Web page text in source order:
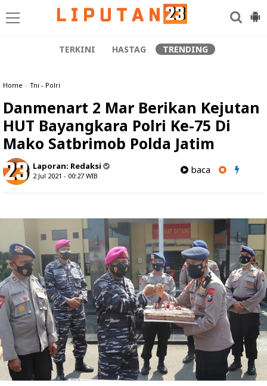
TERKINI HASTAG TRENDING
Home » Tni - Polri
Danmenart 2 Mar Berikan Kejutan
HUT Bayangkara Polri Ke-75 Di
Mako Satbrimob Polda Jatim
Laporan: Redaksi
2 Jul 2021 - 00:27 WIB
baca